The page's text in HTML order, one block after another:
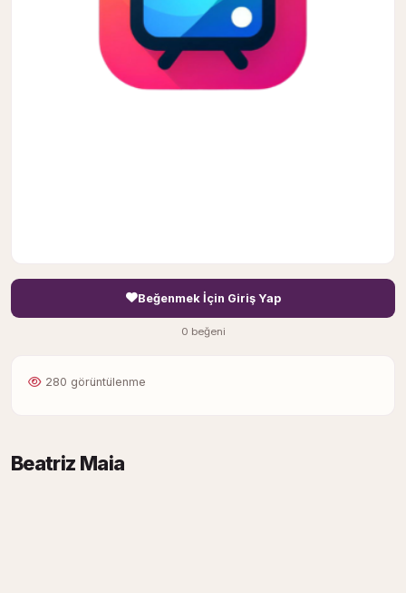
Beğenmek İçin Giriş Yap
0 beğeni
280 görüntülenme
Beatriz Maia